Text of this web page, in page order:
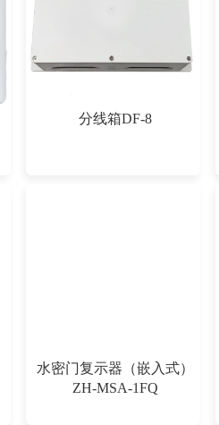
分线箱DF-8
水密门复示器（嵌入式）
ZH-MSA-1FQ